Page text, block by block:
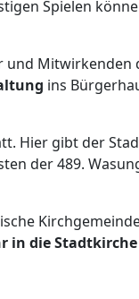
Spielen
und Mitwirkenden
ins
Hier gibt der
der 489.
in die